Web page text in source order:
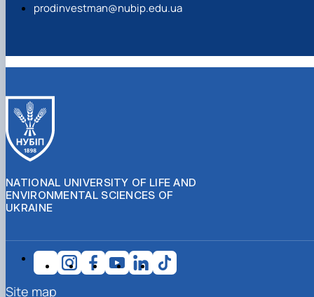
prodinvestman@nubip.edu.ua
NATIONAL UNIVERSITY OF LIFE AND
ENVIRONMENTAL SCIENCES OF
UKRAINE
Site map